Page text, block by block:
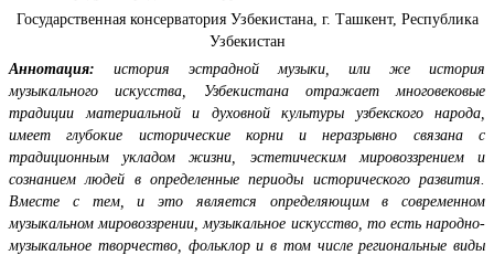
Государственная консерватория Узбекистана, г. Ташкент, Республика
Узбекистан
Аннотация: история эстрадной музыки, или же история
музыкального искусства, Узбекистана отражает многовековые
традиции материальной и духовной культуры узбекского народа,
имеет глубокие исторические корни и неразрывно связана с
традиционным укладом жизни, эстетическим мировоззрением и
сознанием людей в определенные периоды исторического развития.
Вместе с тем, и это является определяющим в современном
музыкальном мировоззрении, музыкальное искусство, то есть народно-
музыкальное творчество, фольклор и в том числе региональные виды